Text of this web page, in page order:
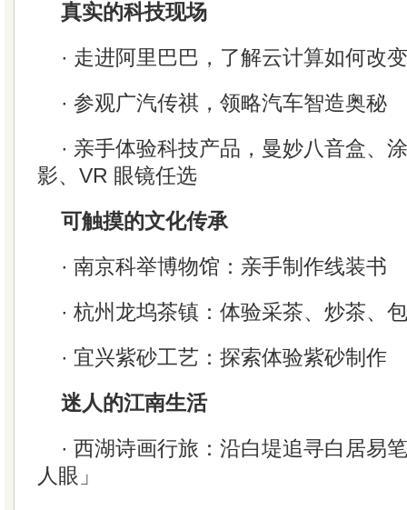
真实的科技现场
· 走进阿里巴巴，了解云计算如何改
· 参观广汽传祺，领略汽车智造奥秘
· 亲手体验科技产品，曼妙八音盒、
影、VR 眼镜任选
可触摸的文化传承
· 南京科举博物馆：亲手制作线装书
· 杭州龙坞茶镇：体验采茶、炒茶、
· 宜兴紫砂工艺：探索体验紫砂制作
迷人的江南生活
· 西湖诗画行旅：沿白堤追寻白居易
人眼」